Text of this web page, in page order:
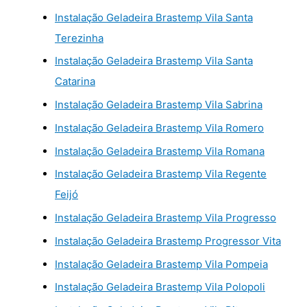
Instalação Geladeira Brastemp Vila Santa
Terezinha
Instalação Geladeira Brastemp Vila Santa
Catarina
Instalação Geladeira Brastemp Vila Sabrina
Instalação Geladeira Brastemp Vila Romero
Instalação Geladeira Brastemp Vila Romana
Instalação Geladeira Brastemp Vila Regente
Feijó
Instalação Geladeira Brastemp Vila Progresso
Instalação Geladeira Brastemp Progressor Vita
Instalação Geladeira Brastemp Vila Pompeia
Instalação Geladeira Brastemp Vila Polopoli